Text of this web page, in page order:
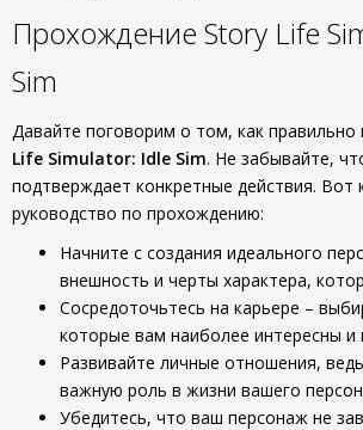
Прохождение Story Life
Sim
Давайте поговорим о том, как правильно
Life Simulator: Idle Sim. Не забывайте,
подтверждает конкретные действия. Вот
руководство по прохождению:
Начните с создания идеального
внешность и черты характера,
Сосредоточьтесь на карьере –
которые вам наиболее интересны и
Развивайте личные отношения,
важную роль в жизни вашего
Убедитесь, что ваш персонаж не